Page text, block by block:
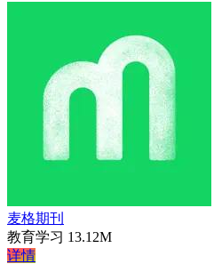
麦格期刊
教育学习 13.12M
详情